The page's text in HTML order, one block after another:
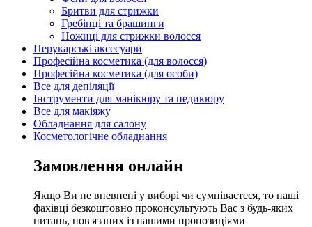
Бритви для стрижки
Гребінці та брашинги
Ножиці для стрижки волосся
Перукарські аксесуари
Професійна косметика (для волосся)
Професійна косметика (для особи)
Все для депіляції
Інструменти для манікюру та педикюру
Все для макіяжу
Обладнання для салону
Косметологічне обладнання
Замовлення онлайн
Якщо Ви не впевнені у виборі чи сумніваєтеся, то наші
фахівці безкоштовно проконсультують Вас з будь-яких
питань, пов'язаних із нашими пропозиціями